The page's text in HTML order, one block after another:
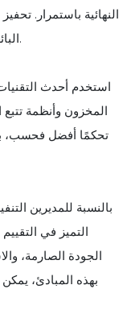
النهائية باستمرار.
البائعين وفرض عقوبات على التأخيرات المتكررة.
استخدم أحدث
المخزون وأنظمة
تحكمًا أفضل فحسب،
بالنسبة للمديرين
التميز في
الجودة الصارمة،
بهذه المبادئ،